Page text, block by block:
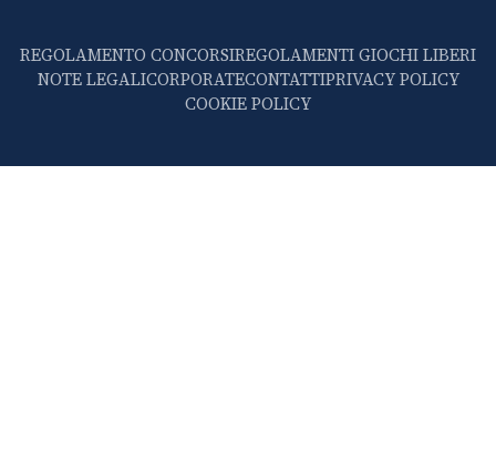
REGOLAMENTO CONCORSIREGOLAMENTI GIOCHI LIBERI
NOTE LEGALICORPORATECONTATTIPRIVACY POLICY
COOKIE POLICY